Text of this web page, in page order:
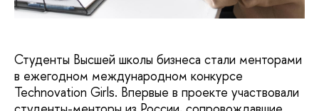
Студенты Высшей школы бизнеса стали менторами
в ежегодном международном конкурсе
Technovation Girls. Впервые в проекте участвовали